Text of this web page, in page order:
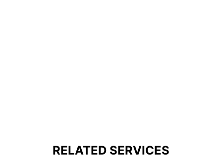
RELATED SERVICES